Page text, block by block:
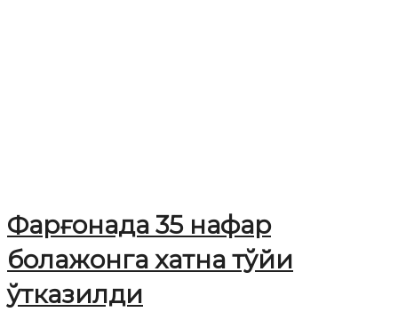
Фарғонада 35 нафар
болажонга хатна тўйи
ўтказилди